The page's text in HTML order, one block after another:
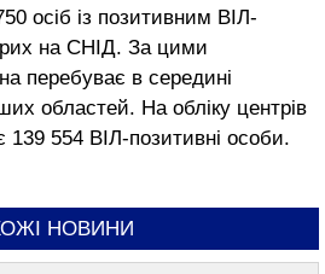
осіб із позитивним ВІЛ-
на СНІД. За цими
перебуває в середині
областей. На обліку центрів
554 ВІЛ-позитивні особи.
НОВИНИ